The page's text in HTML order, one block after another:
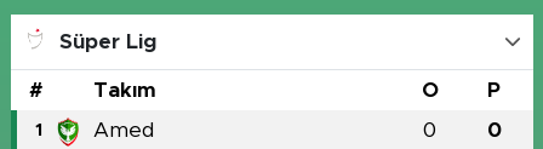
Süper Lig
# Takım O P
1 Amed 0 0